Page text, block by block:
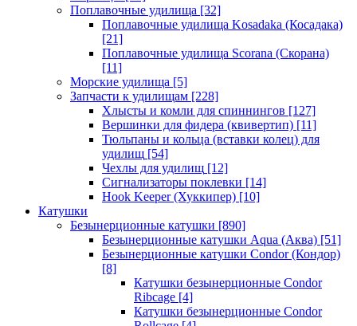
Поплавочные удилища [32]
Поплавочные удилища Kosadaka (Косадака)
[21]
Поплавочные удилища Scorana (Скорана)
[11]
Морские удилища [5]
Запчасти к удилищам [228]
Хлысты и комли для спиннингов [127]
Вершинки для фидера (квивертип) [11]
Тюльпаны и кольца (вставки колец) для
удилищ [54]
Чехлы для удилищ [12]
Сигнализаторы поклевки [14]
Hook Keeper (Хуккипер) [10]
Катушки
Безынерционные катушки [890]
Безынерционные катушки Aqua (Аква) [51]
Безынерционные катушки Condor (Кондор)
[8]
Катушки безынерционные Condor
Ribcage [4]
Катушки безынерционные Condor